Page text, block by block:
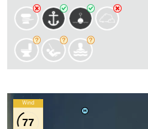
Wind
77